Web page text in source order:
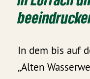
In dem bis auf
„Alten